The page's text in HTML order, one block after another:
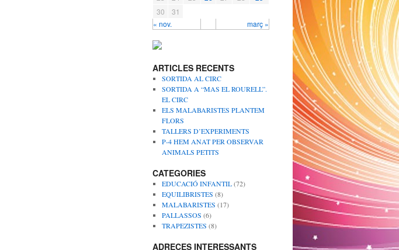
« nov. març »
30
31
ARTICLES RECENTS
SORTIDA AL CIRC
SORTIDA A “MAS EL ROURELL”.
EL CIRC
ELS MALABARISTES PLANTEM
FLORS
TALLERS D’EXPERIMENTS
P-4 HEM ANAT PER OBSERVAR
ANIMALS PETITS
CATEGORIES
EDUCACIÓ INFANTIL(72)
EQUILIBRISTES (8)
MALABARISTES (17)
PALLASSOS (6)
TRAPEZISTES (8)
ADRECES INTERESSANTS